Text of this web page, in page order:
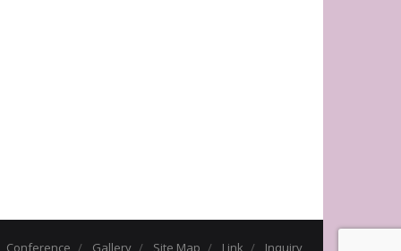
Conference Gallery Site Map Link Inquiry